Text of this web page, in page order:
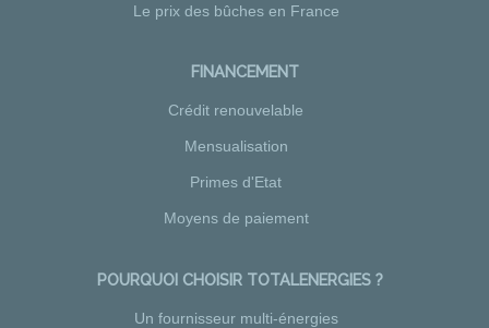
Le prix des bûches en France
FINANCEMENT
Crédit renouvelable
Mensualisation
Primes d'Etat
Moyens de paiement
POURQUOI CHOISIR TOTALENERGIES ?
Un fournisseur multi-énergies